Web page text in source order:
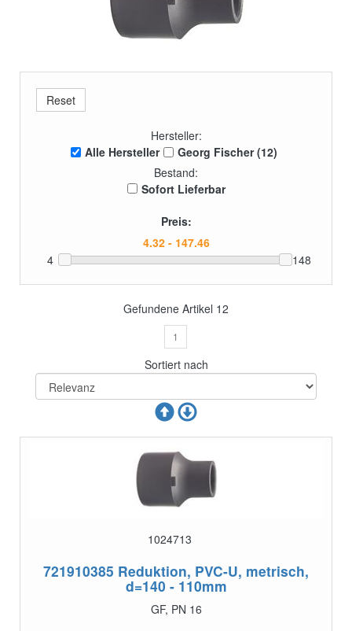
Hersteller:
Alle Hersteller
Georg Fischer (12)
Bestand:
Sofort Lieferbar
Preis:
4 148
Gefundene Artikel 12
1
Sortiert nach
1024713
721910385 Reduktion, PVC-U, metrisch,
d=140 - 110mm
GF, PN 16